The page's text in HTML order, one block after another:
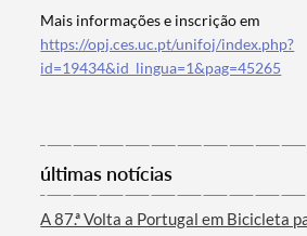
Termo de Pesquisa
Mais informações e inscrição em
https://opj.ces.uc.pt/unifoj/index.php?
id=19434&id_lingua=1&pag=45265
últimas notícias
A 87.ª Volta a Portugal em Bicicleta